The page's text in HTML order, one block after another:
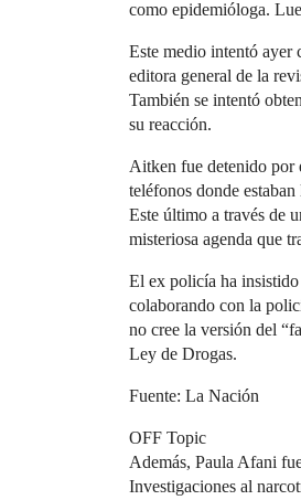
como epidemióloga.
Este medio intentó ayer
editora general de la
También se intentó
su reacción.
Aitken fue detenido por
teléfonos donde
Este último a través de
misteriosa agenda que
El ex policía ha insistido
colaborando con la
no cree la versión del
Ley de Drogas.
Fuente: La Nación
OFF Topic
Además, Paula Afani
Investigaciones al